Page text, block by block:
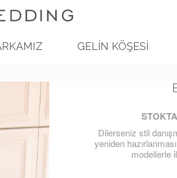
GELİN KÖŞESİ
Dilerseniz stil
yeniden
modellerle